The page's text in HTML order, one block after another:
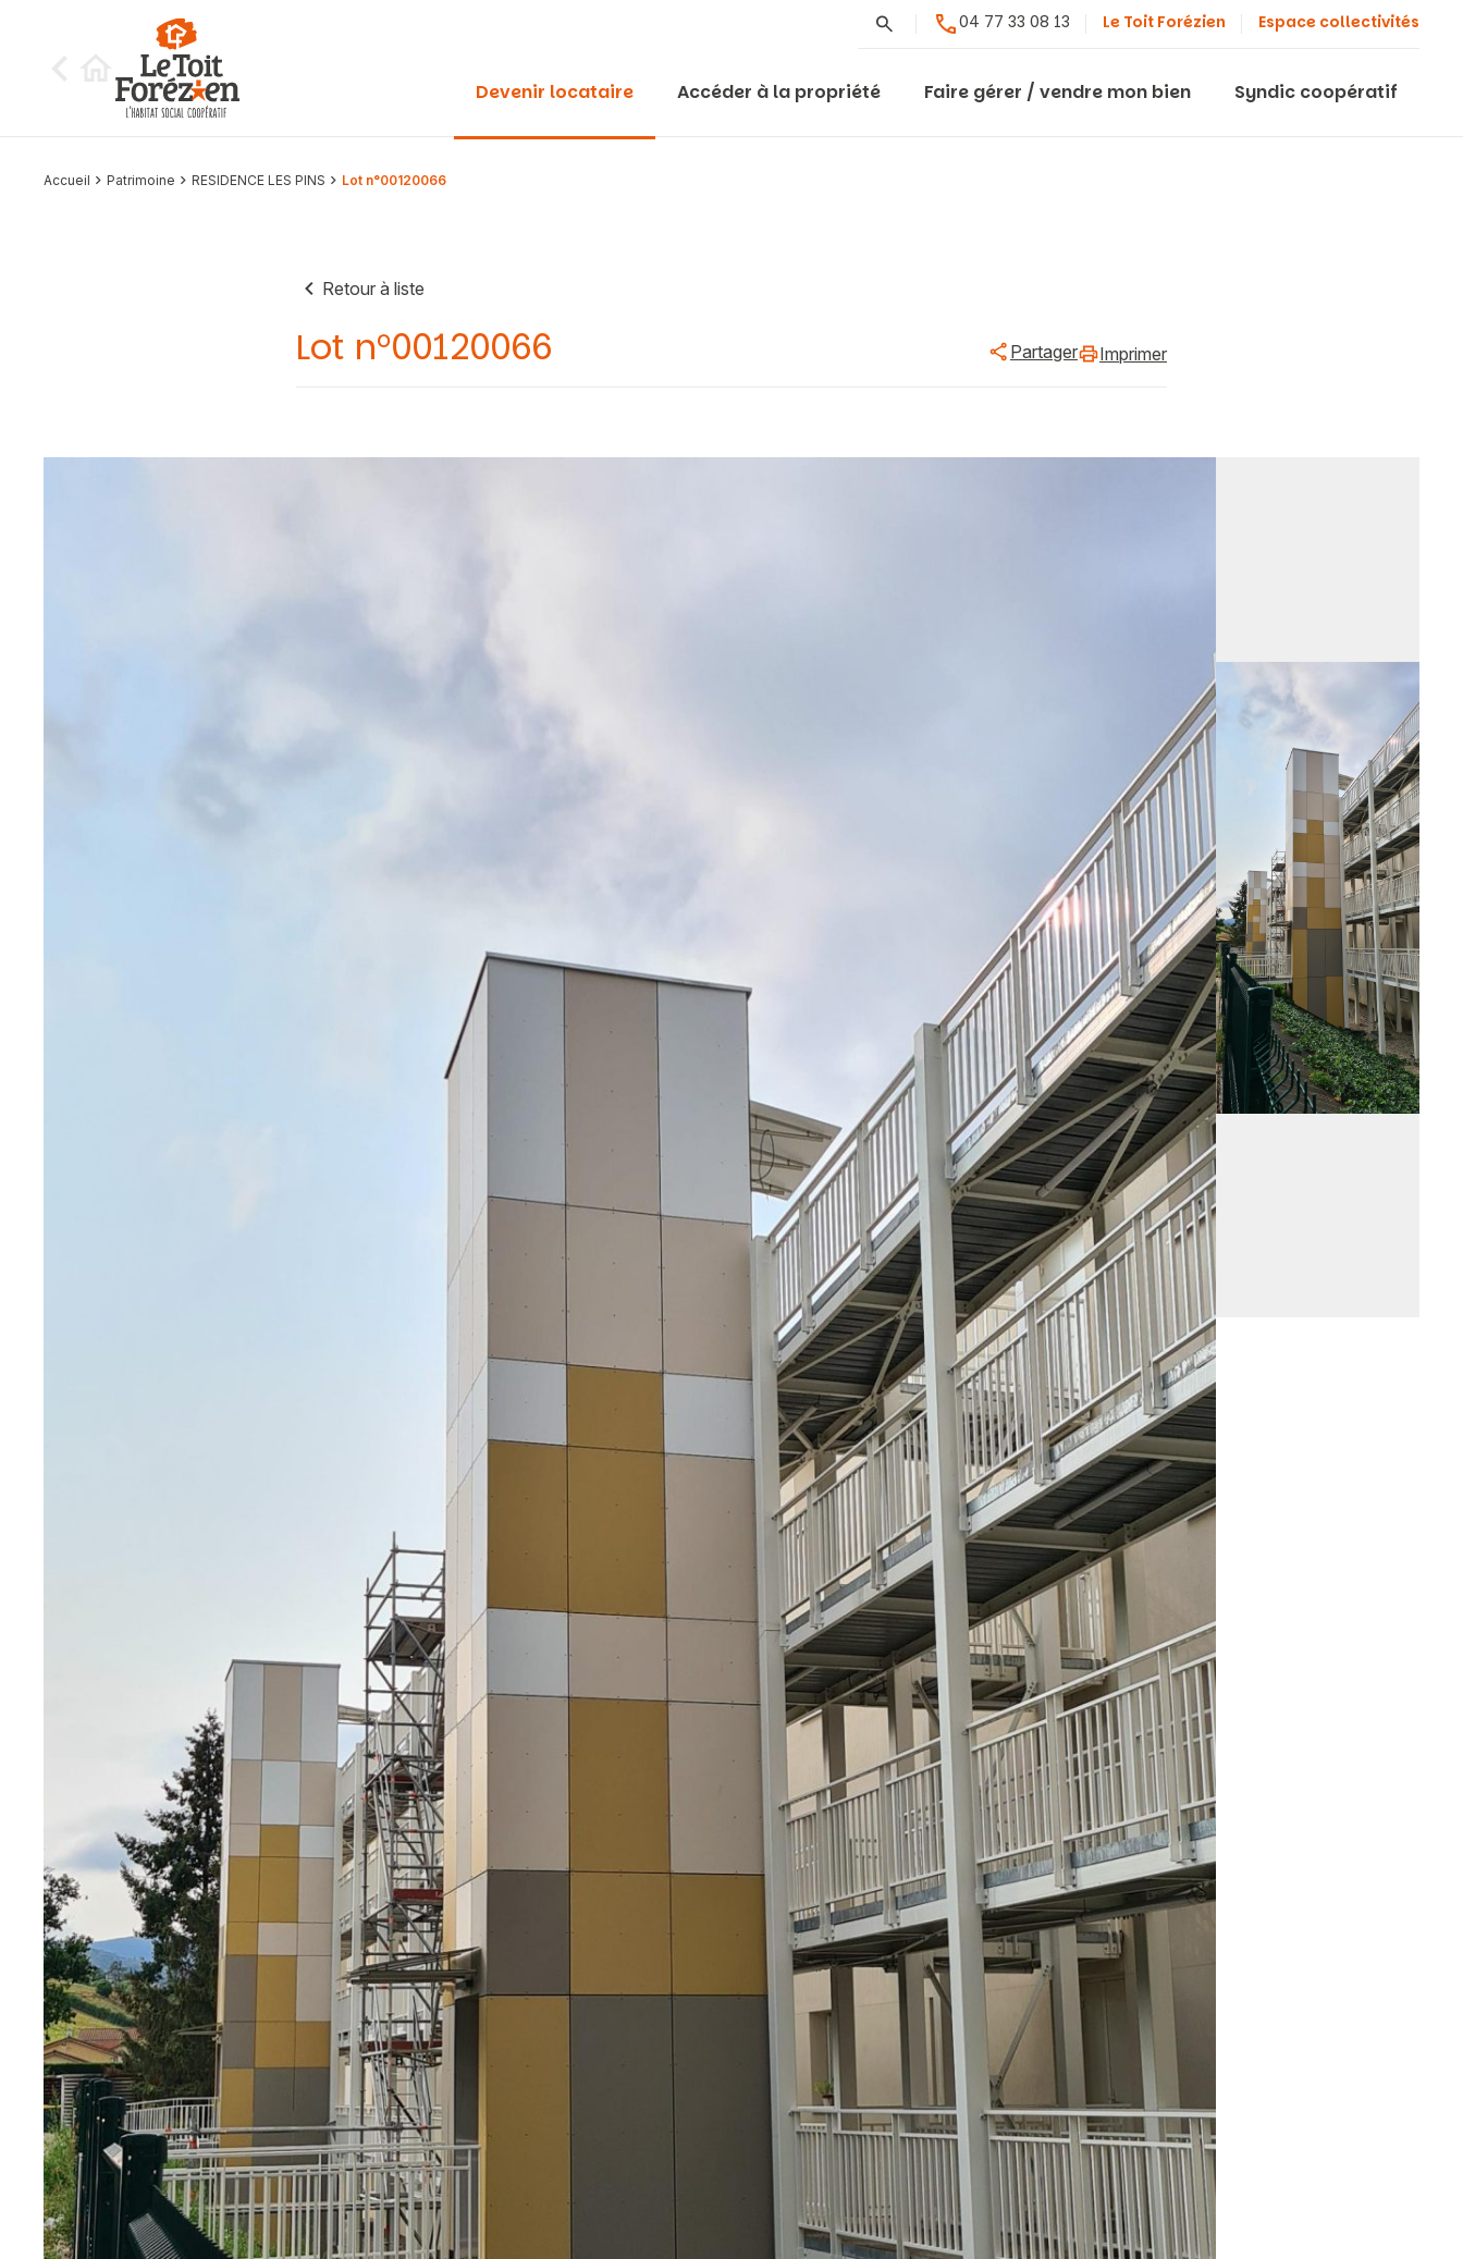
Rechercher04 77 33 08 13 Le Toit Forézien Espace collectivités
Devenir locataire Accéder à la propriété Faire gérer / vendre mon bien Syndic coopératif
Accueil Patrimoine RESIDENCE LES PINS Lot n°00120066
Retour à liste
Lot n°00120066 Partager Imprimer